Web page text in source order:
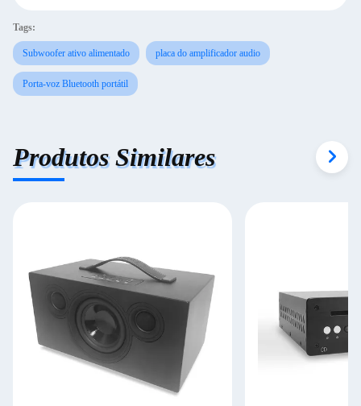
Tags:
Subwoofer ativo alimentado placa do amplificador audio
Porta-voz Bluetooth portátil
Produtos Similares